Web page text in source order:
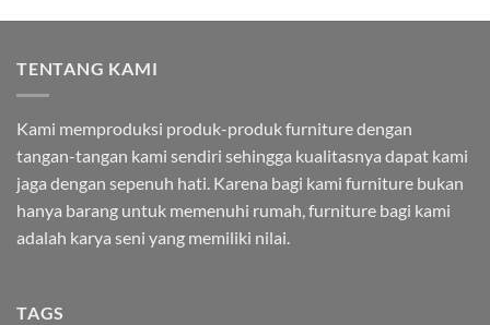
TENTANG KAMI
Kami memproduksi produk-produk furniture dengan
tangan-tangan kami sendiri sehingga kualitasnya dapat kami
jaga dengan sepenuh hati. Karena bagi kami furniture bukan
hanya barang untuk memenuhi rumah, furniture bagi kami
adalah karya seni yang memiliki nilai.
TAGS